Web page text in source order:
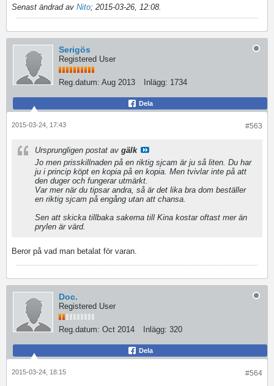
Senast ändrad av Nito; 2015-03-26, 12:08.
Serigös
Registered User
Reg.datum: Aug 2013 Inlägg: 1734
Dela
#563
2015-03-24, 17:43
Ursprungligen postat av gälk
Jo men prisskillnaden på en riktig sjcam är ju så liten. Du har
ju i princip köpt en kopia på en kopia. Men tvivlar inte på att
den duger och fungerar utmärkt.
Var mer när du tipsar andra, så är det lika bra dom beställer
en riktig sjcam på engång utan att chansa.
Sen att skicka tillbaka sakerna till Kina kostar oftast mer än
prylen är värd.
Beror på vad man betalat för varan.
Doc.
Registered User
Reg.datum: Oct 2014 Inlägg: 320
Dela
#564
2015-03-24, 18:15